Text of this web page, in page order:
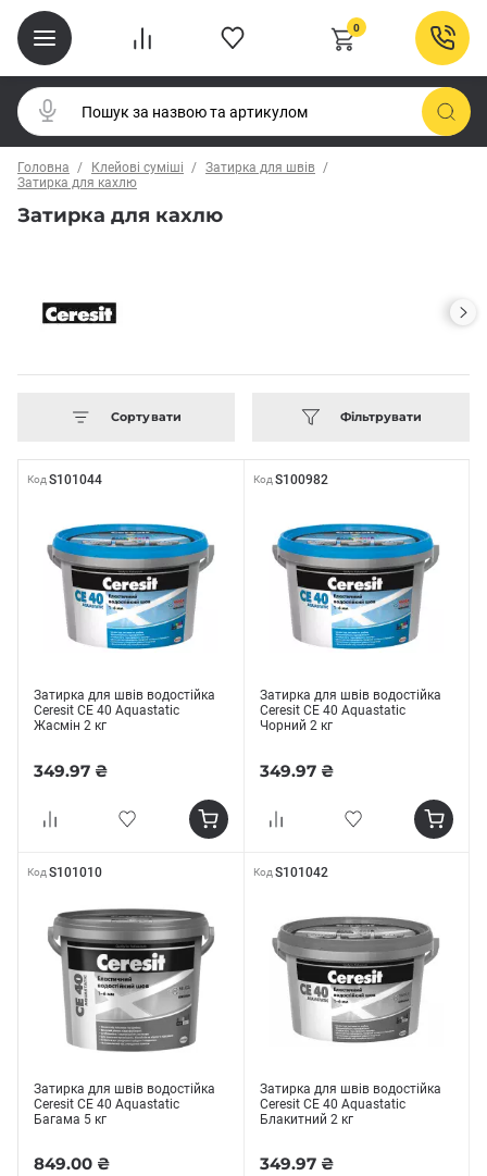
0
Головна Клейові суміші
Затирка для швів
Затирка для кахлю
Затирка для кахлю
Сортувати Фільтрувати
Код S101044
Затирка для швів водостійка
Ceresit CE 40 Aquastatic
Жасмін 2 кг
349.97 ₴
Код S100982
Затирка для швів водостійка
Ceresit СЕ 40 Aquastatic
Чорний 2 кг
349.97 ₴
КодS101010
Затирка для швів водостійка
Ceresit CE 40 Aquastatic
Багама 5 кг
849.00 ₴
Код S101042
Затирка для швів водостійка
Ceresit CE 40 Aquastatic
Блакитний 2 кг
349.97 ₴